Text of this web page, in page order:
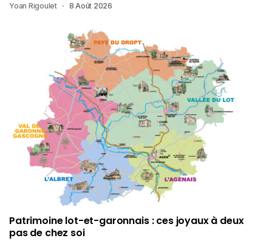
Yoan Rigoulet 8 Août 2026
Patrimoine lot-et-garonnais : ces joyaux à deux
pas de chez soi